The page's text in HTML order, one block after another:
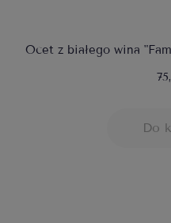
Ocet z białego wina
Do